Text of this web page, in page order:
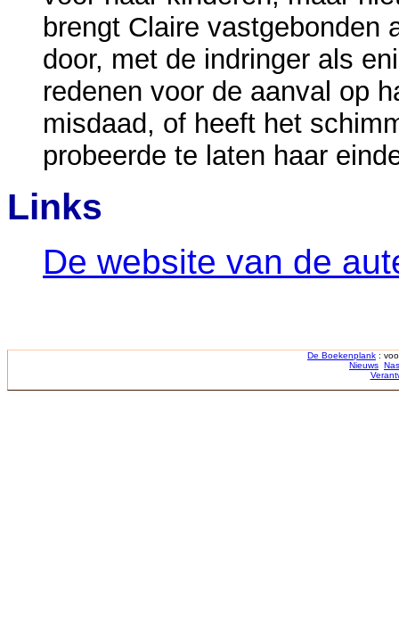
brengt Claire vastgebonden
door, met de indringer als
redenen voor de aanval op
misdaad, of heeft het
probeerde te laten haar
Links
De website van de
De Boekenplank :
Nieuws